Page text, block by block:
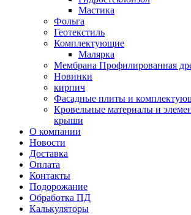
Мастика
Фольга
Геотекстиль
Комплектующие
Малярка
Мембрана Профилированная
Новинки
кирпич
Фасадные плиты и
Кровельные материалы и
крыши
О компании
Новости
Доставка
Оплата
Контакты
Подорожание
Обработка ПД
Калькуляторы